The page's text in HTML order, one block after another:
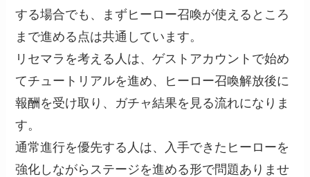
する場合でも、まずヒーロー召喚が使えるところ
まで進める点は共通しています。
リセマラを考える人は、ゲストアカウントで始め
てチュートリアルを進め、ヒーロー召喚解放後に
報酬を受け取り、ガチャ結果を見る流れになりま
す。
通常進行を優先する人は、入手できたヒーローを
強化しながらステージを進める形で問題ありませ